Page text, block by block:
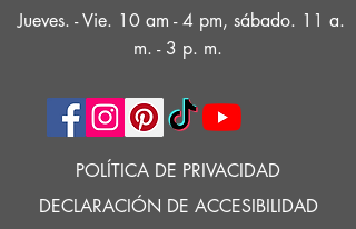
Jueves. - Vie. 10 am - 4 pm, sábado. 11 a.
m. - 3 p. m.
POLÍTICA DE PRIVACIDAD
DECLARACIÓN DE ACCESIBILIDAD